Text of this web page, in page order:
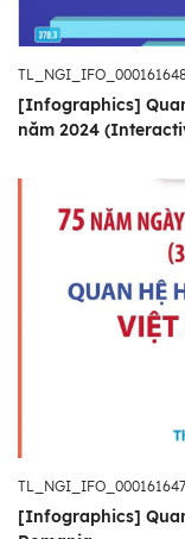
[Infographics]
năm 2024
TL_NGI_IFO_000161647
[Infographics]